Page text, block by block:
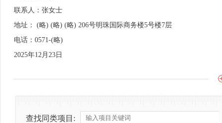
联系人：张女士
地址： (略) (略) (略) 206号明珠国际商务楼5号楼7层
电话：0571-(略)
2025年12月23日
查找同类项目: